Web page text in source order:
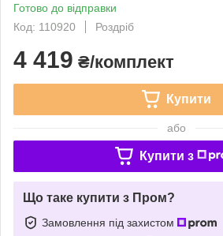
Готово до відправки
Код: 110920
Роздріб
4 419 ₴/комплект
Купити
або
Купити з
Що таке купити з Пром?
Замовлення під захистом